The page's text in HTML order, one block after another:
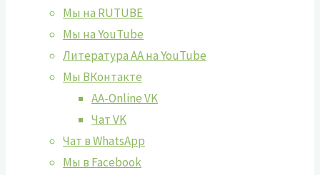
Мы на RUTUBE
Мы на YouTube
Литература АА на YouTube
Мы ВКонтакте
AA-Online VK
Чат VK
Чат в WhatsApp
Мы в Facebook